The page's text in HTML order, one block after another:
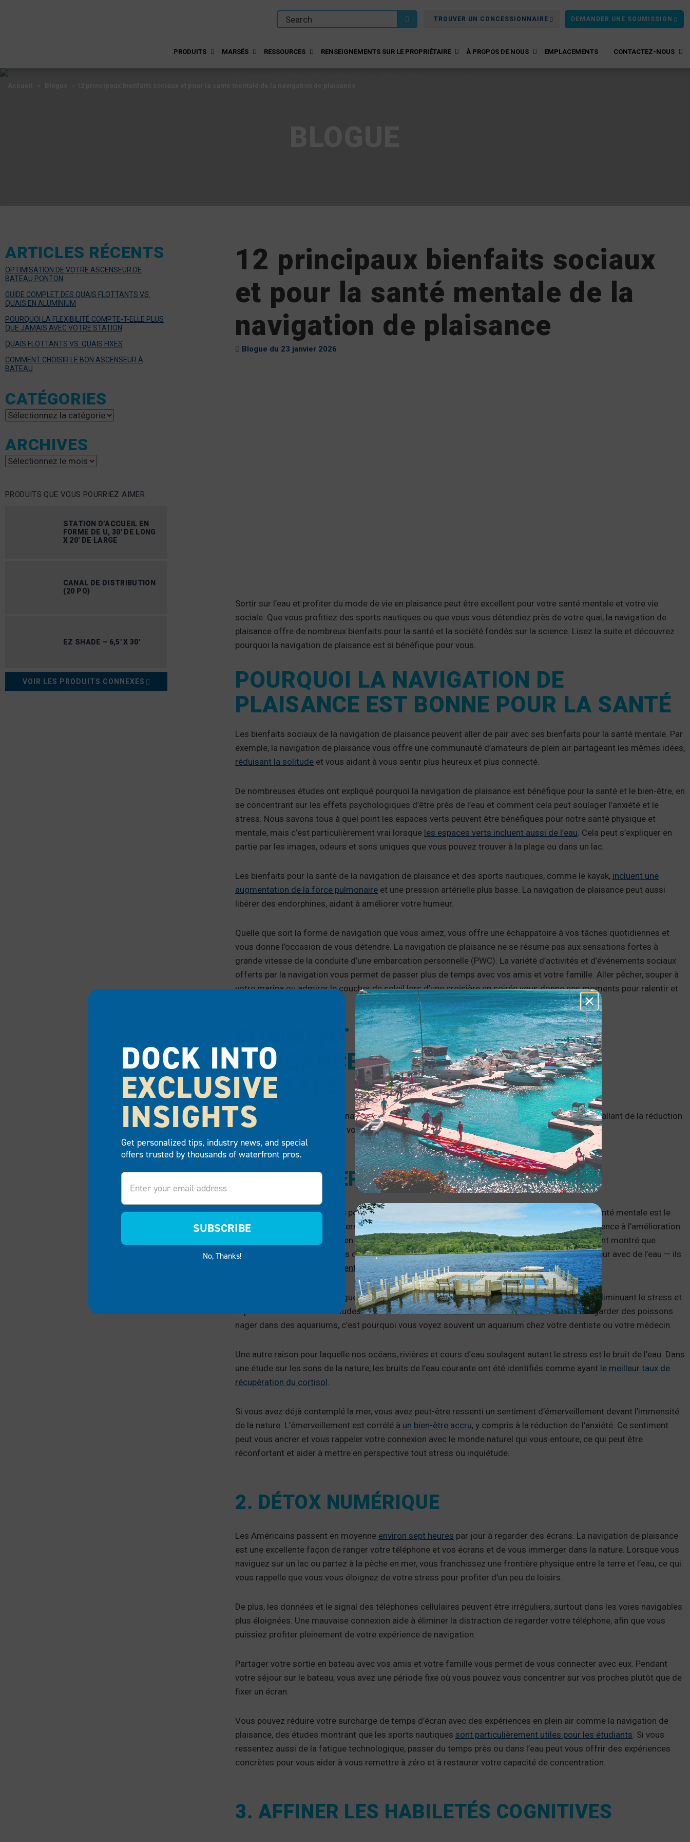
TROUVER UN CONCESSIONNAIRE DEMANDER UNE SOUMISSION
PRODUITS MARSÉS RESSOURCES RENSEIGNEMENTS SUR LE PROPRIÉTAIRE À PROPOS DE NOUS EMPLACEMENTS CONTACTEZ-NOUS
12 principaux bienfaits sociaux
et pour la santé mentale de la
navigation de plaisance
Blogue du 23 janvier 2026
Sortir sur l’eau et profiter du mode de vie en plaisance peut être excellent pour votre santé mentale et votre vie
sociale. Que vous profitiez des sports nautiques ou que vous vous détendiez près de votre quai, la navigation de
plaisance offre de nombreux bienfaits pour la santé et la société fondés sur la science. Lisez la suite et découvrez
pourquoi la navigation de plaisance est si bénéfique pour vous.
POURQUOI LA NAVIGATION DE
PLAISANCE EST BONNE POUR LA SANTÉ
Les bienfaits sociaux de la navigation de plaisance peuvent aller de pair avec ses bienfaits pour la santé mentale. Par
exemple, la navigation de plaisance vous offre une communauté d’amateurs de plein air partageant les mêmes idées,
réduisant la solitude et vous aidant à vous sentir plus heureux et plus connecté.
De nombreuses études ont expliqué pourquoi la navigation de plaisance est bénéfique pour la santé et le bien-être, en
se concentrant sur les effets psychologiques d’être près de l’eau et comment cela peut soulager l’anxiété et le
stress. Nous savons tous à quel point les espaces verts peuvent être bénéfiques pour notre santé physique et
mentale, mais c’est particulièrement vrai lorsque les espaces verts incluent aussi de l’eau. Cela peut s’expliquer en
partie par les images, odeurs et sons uniques que vous pouvez trouver à la plage ou dans un lac.
Les bienfaits pour la santé de la navigation de plaisance et des sports nautiques, comme le kayak, incluent une
augmentation de la force pulmonaire et une pression artérielle plus basse. La navigation de plaisance peut aussi
libérer des endorphines, aidant à améliorer votre humeur.
Quelle que soit la forme de navigation que vous aimez, vous offre une échappatoire à vos tâches quotidiennes et
vous donne l’occasion de vous détendre. La navigation de plaisance ne se résume pas aux sensations fortes à
grande vitesse de la conduite d’une embarcation personnelle (PWC). La variété d’activités et d’événements sociaux
offerts par la navigation vous permet de passer plus de temps avec vos amis et votre famille. Aller pêcher, souper à
votre marina ou admirer le coucher de soleil lors d’une croisière en soirée vous donne ces moments pour ralentir et
COMMENT LA NAVIGATION DE
PLAISANCE AMÉLIORE LA SANTÉ
MENTALE
Explorons les bienfaits de la navigation de plaisance pour votre esprit et votre bien-être mental, allant de la réduction
du stress à l’amélioration de vos capacités cognitives.
1. SOULAGER LE STRESS ET L’ANXIÉTÉ
L’une des principales raisons pour lesquelles la navigation de plaisance est bénéfique pour la santé mentale est le
concept d'« esprit bleu », un terme inventé par le biologiste marin Wallace J. Nichols. Il fait référence à l’amélioration
du bien-être que l’on obtient en étant sur, dans ou près de l’eau. De nombreuses autres études ont montré que
lorsque les gens passent plus de temps dans les espaces bleus — n’importe quel espace extérieur avec de l’eau — ils
ressentent moins d’anxiété.
Même regarder quelques vagues qui lèchent le quai peutfaire baisser votre rythme cardiaque, diminuant le stress et
la pression artérielle. Des études ont aussi trouvédes effets calmants similairesà ceux de regarder des poissons
nager dans des aquariums, c’est pourquoi vous voyez souvent un aquarium chez votre dentiste ou votre médecin.
Une autre raison pour laquelle nos océans, rivières et cours d’eau soulagent autant le stress est le bruit de l’eau. Dans
une étude sur les sons de la nature, les bruits de l’eau courante ont été identifiés comme ayant le meilleur taux de
récupération du cortisol.
Si vous avez déjà contemplé la mer, vous avez peut-être ressenti un sentiment d’émerveillement devant l’immensité
de la nature. L’émerveillement est corrélé à un bien-être accru, y compris à la réduction de l’anxiété. Ce sentiment
peut vous ancrer et vous rappeler votre connexion avec le monde naturel qui vous entoure, ce qui peut être
réconfortant et aider à mettre en perspective tout stress ou inquiétude.
2. DÉTOX NUMÉRIQUE
Les Américains passent en moyenne environ sept heures par jour à regarder des écrans. La navigation de plaisance
est une excellente façon de ranger votre téléphone et vos écrans et de vous immerger dans la nature. Lorsque vous
naviguez sur un lac ou partez à la pêche en mer, vous franchissez une frontière physique entre la terre et l’eau, ce qui
vous rappelle que vous vous éloignez de votre stress pour profiter d’un peu de loisirs.
De plus, les données et le signal des téléphones cellulaires peuvent être irréguliers, surtout dans les voies navigables
plus éloignées. Une mauvaise connexion aide à éliminer la distraction de regarder votre téléphone, afin que vous
puissiez profiter pleinement de votre expérience de navigation.
Partager votre sortie en bateau avec vos amis et votre famille vous permet de vous connecter avec eux. Pendant
votre séjour sur le bateau, vous avez une période fixe où vous pouvez vous concentrer sur vos proches plutôt que de
fixer un écran.
Vous pouvez réduire votre surcharge de temps d’écran avec des expériences en plein air comme la navigation de
plaisance, des études montrant que les sports nautiques sont particulièrement utiles pour les étudiants. Si vous
ressentez aussi de la fatigue technologique, passer du temps près ou dans l’eau peut vous offrir des expériences
concrètes pour vous aider à vous remettre à zéro et à restaurer votre capacité de concentration.
3. AFFINER LES HABILETÉS COGNITIVES
ARTICLES RÉCENTS
OPTIMISATION DE VOTRE ASCENSEUR DE
BATEAU PONTON
GUIDE COMPLET DES QUAIS FLOTTANTS VS.
QUAIS EN ALUMINIUM
POURQUOI LA FLEXIBILITÉ COMPTE-T-ELLE PLUS
QUE JAMAIS AVEC VOTRE STATION
QUAIS FLOTTANTS VS. QUAIS FIXES
COMMENT CHOISIR LE BON ASCENSEUR À
BATEAU
CATÉGORIES
Catégories
ARCHIVES
Archives
PRODUITS QUE VOUS POURRIEZ AIMER
STATION D’ACCUEIL EN
FORME DE U, 30′ DE LONG
X 20′ DE LARGE
CANAL DE DISTRIBUTION
(20 PO)
EZ SHADE – 6,5′ X 30′
VOIR LES PRODUITS CONNEXES
DOCK INTO
EXCLUSIVE
INSIGHTS
Get personalized tips, industry news, and special
offers trusted by thousands of waterfront pros.
Email
SUBSCRIBE
No, Thanks!